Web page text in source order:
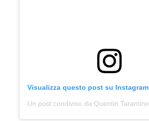
Visualizza questo post su Instagram